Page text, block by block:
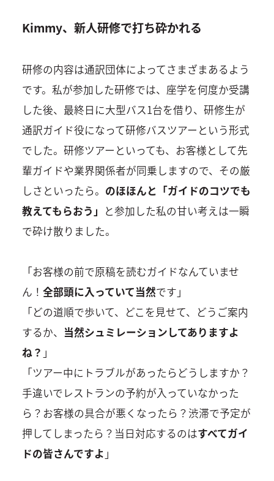
Kimmy、新人研修で打ち砕かれる
研修の内容は通訳団体によってさまざまあるよう
です。私が参加した研修では、座学を何度か受講
した後、最終日に大型バス1台を借り、研修生が
通訳ガイド役になって研修バスツアーという形式
でした。研修ツアーといっても、お客様として先
輩ガイドや業界関係者が同乗しますので、その厳
しさといったら。 のほほんと「ガイドのコツでも
教えてもらおう」 と参加した私の甘い考えは一瞬
で砕け散りました。
「お客様の前で原稿を読むガイドなんていませ
ん！ 全部頭に入っていて当然です」
「どの道順で歩いて、どこを見せて、どうご案内
するか、 当然シュミレーションしてありますよ
ね？ 」
「ツアー中にトラブルがあったらどうしますか？
手違いでレストランの予約が入っていなかった
ら？お客様の具合が悪くなったら？渋滞で予定が
押してしまったら？当日対応するのはすべてガイ
ドの皆さんですよ 」